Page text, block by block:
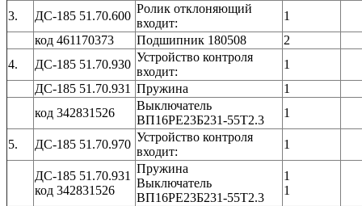
3. ДС-185 51.70.600
Ролик отклоняющий
входит:
1
код 461170373
Подшипник 180508
2
4.
ДС-185 51.70.930
Устройство контроля
входит:
1
ДС-185 51.70.931 Пружина
1
код 342831526
Выключатель
ВП16РЕ23Б231-55Т2.3
1
5. ДС-185 51.70.970
Устройство контроля
входит:
1
ДС-185 51.70.931
код 342831526
Пружина
Выключатель
ВП16РЕ23Б231-55Т2.3
1
1